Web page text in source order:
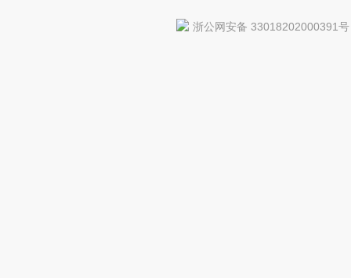
浙公网安备 33018202000391号